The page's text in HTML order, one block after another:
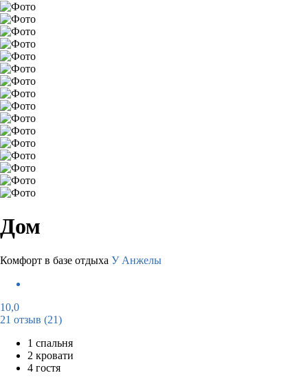
Дом
Комфорт в базе отдыха У Анжелы
10,0
21 отзыв (21)
1 спальня
2 кровати
4 гостя